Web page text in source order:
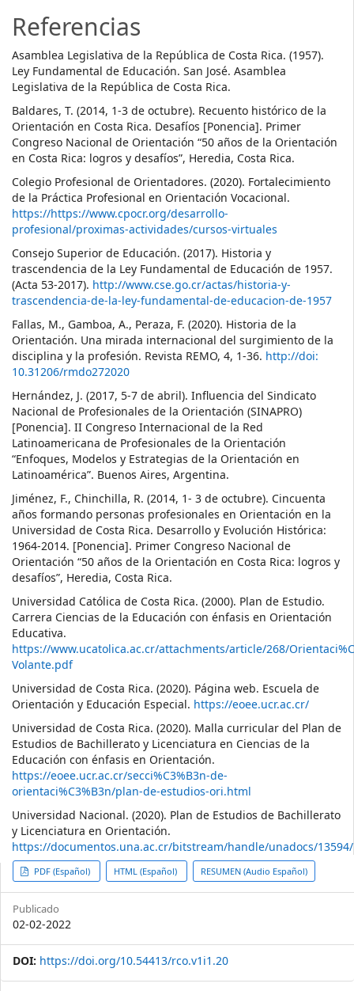
Referencias
Asamblea Legislativa de la República de Costa Rica. (1957).
Ley Fundamental de Educación. San José. Asamblea
Legislativa de la República de Costa Rica.
Baldares, T. (2014, 1-3 de octubre). Recuento histórico de la
Orientación en Costa Rica. Desafíos [Ponencia]. Primer
Congreso Nacional de Orientación “50 años de la Orientación
en Costa Rica: logros y desafíos”, Heredia, Costa Rica.
Colegio Profesional de Orientadores. (2020). Fortalecimiento
de la Práctica Profesional en Orientación Vocacional.
https://https://www.cpocr.org/desarrollo-
profesional/proximas-actividades/cursos-virtuales
Consejo Superior de Educación. (2017). Historia y
trascendencia de la Ley Fundamental de Educación de 1957.
(Acta 53-2017). http://www.cse.go.cr/actas/historia-y-
trascendencia-de-la-ley-fundamental-de-educacion-de-1957
Fallas, M., Gamboa, A., Peraza, F. (2020). Historia de la
Orientación. Una mirada internacional del surgimiento de la
disciplina y la profesión. Revista REMO, 4, 1-36. http://doi:
10.31206/rmdo272020
Hernández, J. (2017, 5-7 de abril). Influencia del Sindicato
Nacional de Profesionales de la Orientación (SINAPRO)
[Ponencia]. II Congreso Internacional de la Red
Latinoamericana de Profesionales de la Orientación
“Enfoques, Modelos y Estrategias de la Orientación en
Latinoamérica”. Buenos Aires, Argentina.
Jiménez, F., Chinchilla, R. (2014, 1- 3 de octubre). Cincuenta
años formando personas profesionales en Orientación en la
Universidad de Costa Rica. Desarrollo y Evolución Histórica:
1964-2014. [Ponencia]. Primer Congreso Nacional de
Orientación “50 años de la Orientación en Costa Rica: logros y
desafíos”, Heredia, Costa Rica.
Universidad Católica de Costa Rica. (2000). Plan de Estudio.
Carrera Ciencias de la Educación con énfasis en Orientación
Educativa.
https://www.ucatolica.ac.cr/attachments/article/268/
Volante.pdf
Universidad de Costa Rica. (2020). Página web. Escuela de
Orientación y Educación Especial. https://eoee.ucr.ac.cr/
Universidad de Costa Rica. (2020). Malla curricular del Plan de
Estudios de Bachillerato y Licenciatura en Ciencias de la
Educación con énfasis en Orientación.
https://eoee.ucr.ac.cr/secci%C3%B3n-de-
orientaci%C3%B3n/plan-de-estudios-ori.html
Universidad Nacional. (2020). Plan de Estudios de Bachillerato
y Licenciatura en Orientación.
https://documentos.una.ac.cr/bitstream/handle/unadocs/13594/
PDF (Español) HTML (Español) RESUMEN (Audio Español)
Publicado
02-02-2022
DOI: https://doi.org/10.54413/rco.v1i1.20